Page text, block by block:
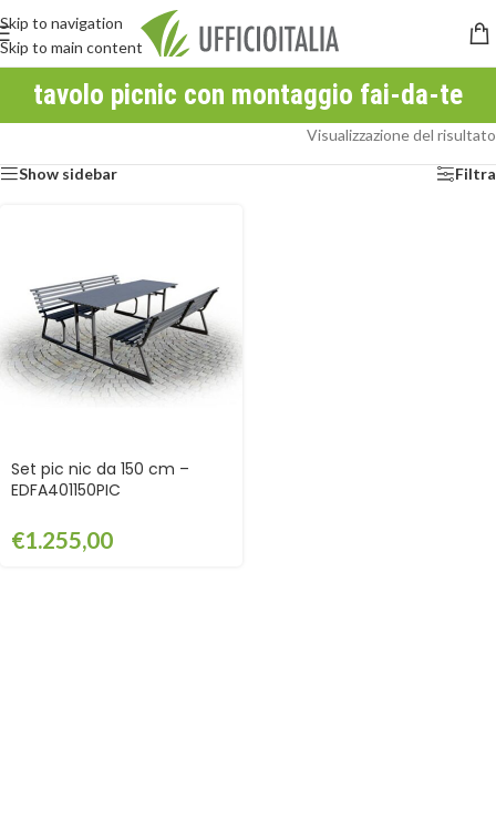
Skip to navigation
Skip to main content
tavolo picnic con montaggio fai-da-te
Visualizzazione del risultato
Show sidebar Filtra
Set pic nic da 150 cm –
EDFA401150PIC
€1.255,00